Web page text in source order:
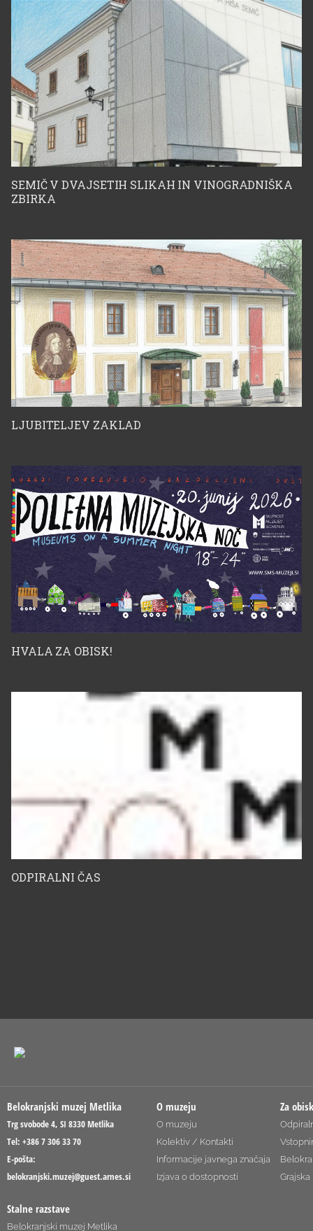
vsa razstavljena in
reproducirana dela
Božidarja Jakca
SEMIČ V DVAJSETIH SLIKAH IN VINOGRADNIŠKA
ZBIRKA
LJUBITELJEV ZAKLAD
HVALA ZA OBISK!
ODPIRALNI ČAS
Belokranjski muzej Metlika
Trg svobode 4, SI 8330 Metlika
Tel: +386 7 306 33 70
E-pošta:
belokranjski.muzej@guest.arnes.si
O muzeju
O muzeju
Kolektiv / Kontakti
Informacije javnega značaja
Izjava o dostopnosti
Za
Grajska
Stalne razstave
Belokranjski muzej Metlika